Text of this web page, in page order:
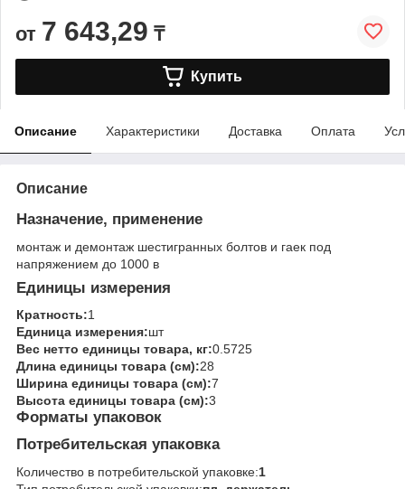
от 7 643,29 ₸
Купить
Описание Характеристики Доставка Оплата
Описание
Назначение, применение
монтаж и демонтаж шестигранных болтов и гаек под
напряжением до 1000 в
Единицы измерения
Кратность:1
Единица измерения:шт
Вес нетто единицы товара, кг:0.5725
Длина единицы товара (см):28
Ширина единицы товара (см):7
Высота единицы товара (см):3
Форматы упаковок
Потребительская упаковка
Количество в потребительской упаковке:1